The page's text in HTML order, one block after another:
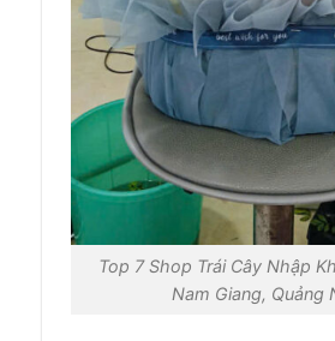
Top 7 Shop Trái Cây Nhập
Nam Giang, Quảng